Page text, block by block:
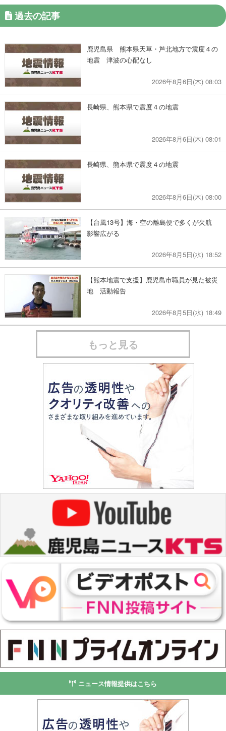
過去の記事
鹿児島県 熊本県天草・芦北地方で震度４の
地震 津波の心配なし
2026年8月6日(木) 08:03
長崎県、熊本県で震度４の地震
2026年8月6日(木) 08:01
長崎県、熊本県で震度４の地震
2026年8月6日(木) 08:00
【台風13号】海・空の離島便で多くが欠航
影響広がる
2026年8月5日(水) 18:52
【熊本地震で支援】鹿児島市職員が見た被災
地 活動報告
2026年8月5日(水) 18:49
もっと見る
ニュース情報提供はこちら